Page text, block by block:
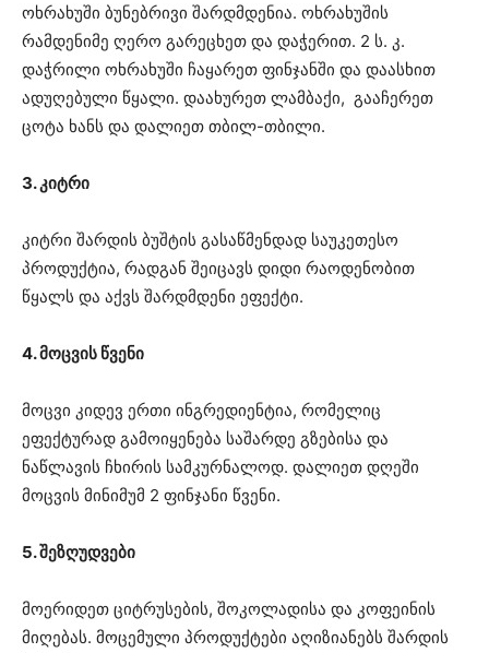
ოხრახუში ბუნებრივი შარდმდენია. ოხრახუშის
რამდენიმე ღერო გარეცხეთ და დაჭერით. 2 ს. კ.
დაჭრილი ოხრახუში ჩაყარეთ ფინჯანში და დაასხით
ადუღებული წყალი. დაახურეთ ლამბაქი, გააჩერეთ
ცოტა ხანს და დალიეთ თბილ-თბილი.
3. კიტრი
კიტრი შარდის ბუშტის გასაწმენდად საუკეთესო
პროდუქტია, რადგან შეიცავს დიდი რაოდენობით
წყალს და აქვს შარდმდენი ეფექტი.
4. მოცვის წვენი
მოცვი კიდევ ერთი ინგრედიენტია, რომელიც
ეფექტურად გამოიყენება საშარდე გზებისა და
ნაწლავის ჩხირის სამკურნალოდ. დალიეთ დღეში
მოცვის მინიმუმ 2 ფინჯანი წვენი.
5. შეზღუდვები
მოერიდეთ ციტრუსების, შოკოლადისა და კოფეინის
მიღებას. მოცემული პროდუქტები აღიზიანებს შარდის